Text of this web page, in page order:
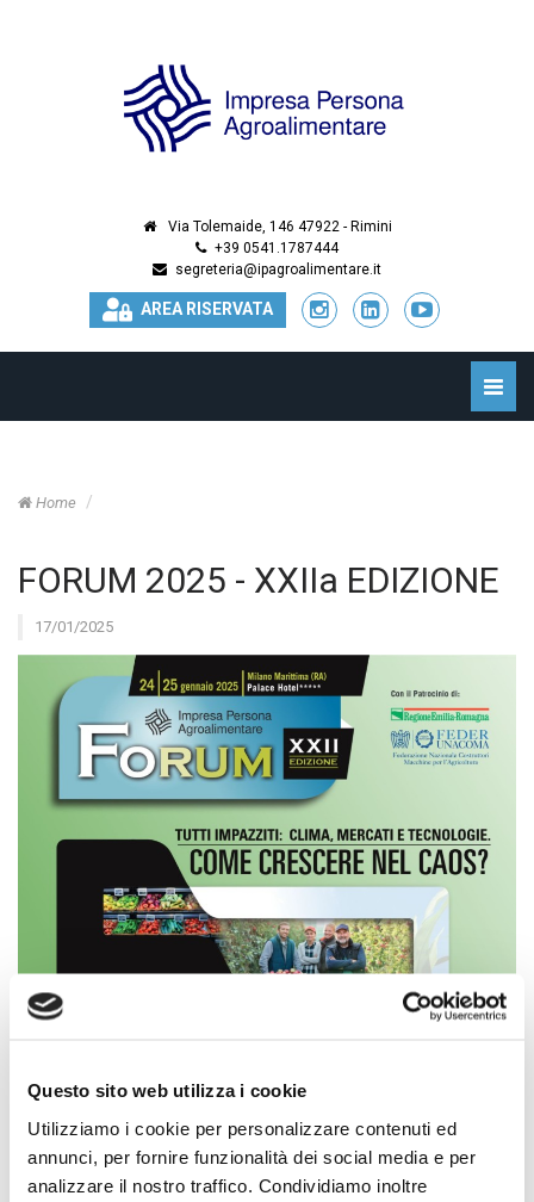
Questo sito web utilizza i cookie
Utilizziamo i cookie per personalizzare contenuti ed
annunci, per fornire funzionalità dei social media e per
analizzare il nostro traffico. Condividiamo inoltre
Via Tolemaide, 146 47922 - Rimini
+39 0541.1787444
segreteria@ipagroalimentare.it
AREA RISERVATA
Toggle
Home
FORUM 2025 - XXIIa EDIZIONE
17/01/2025